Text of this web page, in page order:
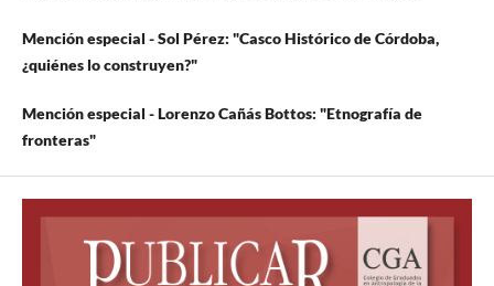
Mención especial - Sol Pérez: "Casco Histórico de Córdoba,
¿quiénes lo construyen?"
Mención especial - Lorenzo Cañás Bottos: "Etnografía de
fronteras"